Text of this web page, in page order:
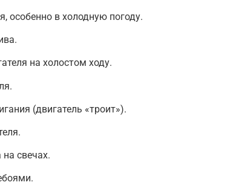
особенно в холодную погоду.
на холостом ходу.
(двигатель «троит»).
свечах.